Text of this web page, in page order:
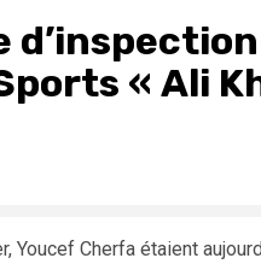
« Ali
Cherfa étaient